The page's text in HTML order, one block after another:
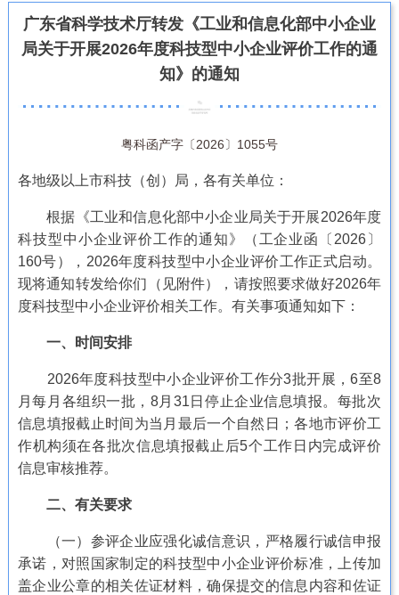
广东省科学技术厅转发《工业和信息化部中小企业
局关于开展2026年度科技型中小企业评价工作的通
知》的通知
粤科函产字〔2026〕1055号
各地级以上市科技（创）局，各有关单位：
根据《工业和信息化部中小企业局关于开展2026年度
科技型中小企业评价工作的通知》（工企业函〔2026〕
160号），2026年度科技型中小企业评价工作正式启动。
现将通知转发给你们（见附件），请按照要求做好2026年
度科技型中小企业评价相关工作。有关事项通知如下：
一、时间安排
2026年度科技型中小企业评价工作分3批开展，6至8
月每月各组织一批，8月31日停止企业信息填报。每批次
信息填报截止时间为当月最后一个自然日；各地市评价工
作机构须在各批次信息填报截止后5个工作日内完成评价
信息审核推荐。
二、有关要求
（一）参评企业应强化诚信意识，严格履行诚信申报
承诺，对照国家制定的科技型中小企业评价标准，上传加
盖企业公章的相关佐证材料，确保提交的信息内容和佐证